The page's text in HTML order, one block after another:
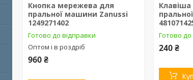
Кнопка мережева для
пральної машини Zanussi
1249271402
Готово до відправки
Оптом і в роздріб
960 ₴
Готово до
240 ₴